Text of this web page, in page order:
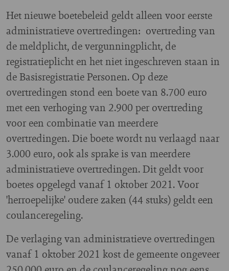
Het nieuwe boetebeleid geldt alleen voor eerste
administratieve overtredingen: overtreding van
de meldplicht, de vergunningplicht, de
registratieplicht en het niet ingeschreven staan in
de Basisregistratie Personen. Op deze
overtredingen stond een boete van 8.700 euro
met een verhoging van 2.900 per overtreding
voor een combinatie van meerdere
overtredingen. Die boete wordt nu verlaagd naar
3.000 euro, ook als sprake is van meerdere
administratieve overtredingen. Dit geldt voor
boetes opgelegd vanaf 1 oktober 2021. Voor
'herroepelijke' oudere zaken (44 stuks) geldt een
coulanceregeling.
De verlaging van administratieve overtredingen
vanaf 1 oktober 2021 kost de gemeente ongeveer